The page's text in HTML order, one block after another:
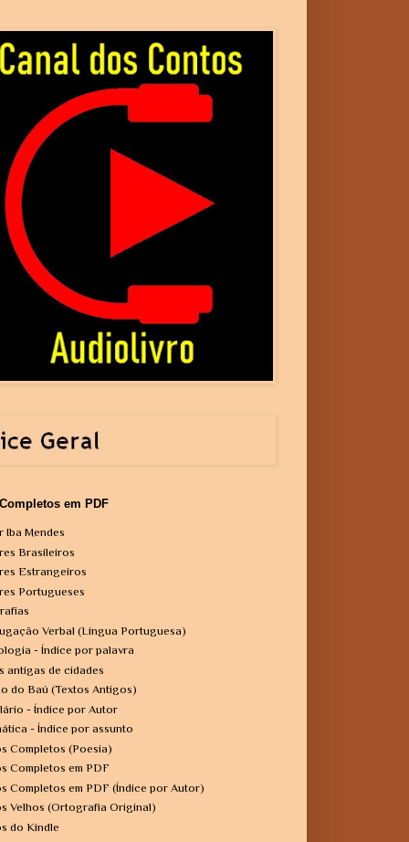
em PDF
Iba Mendes
Brasileiros
Estrangeiros
Portugueses
Verbal (Língua Portuguesa)
- Índice por palavra
antigas de cidades
do Baú (Textos Antigos)
- Índice por Autor
- Índice por assunto
Completos (Poesia)
Completos em PDF
Completos em PDF (Índice por Autor)
Velhos (Ortografia Original)
do Kindle